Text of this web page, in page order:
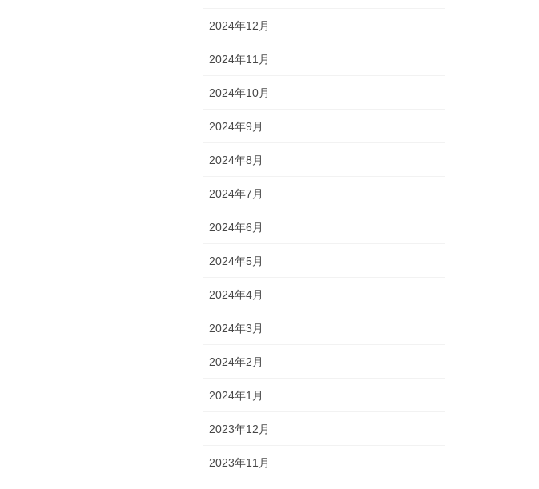
2024年12月
2024年11月
2024年10月
2024年9月
2024年8月
2024年7月
2024年6月
2024年5月
2024年4月
2024年3月
2024年2月
2024年1月
2023年12月
2023年11月